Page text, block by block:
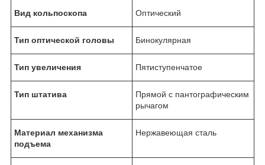
Вид кольпоскопа Оптический
Тип оптической головы Бинокулярная
Тип увеличения Пятиступенчатое
Тип штатива
Прямой с пантографическим
рычагом
Материал механизма
подъема
Нержавеющая сталь